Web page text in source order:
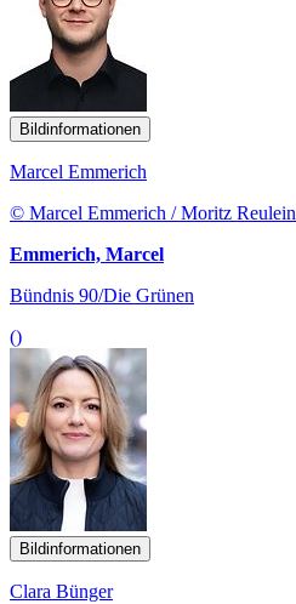
Bildinformationen
Marcel Emmerich
© Marcel Emmerich / Moritz Reulein
Emmerich, Marcel
Bündnis 90/Die Grünen
()
Bildinformationen
Clara Bünger